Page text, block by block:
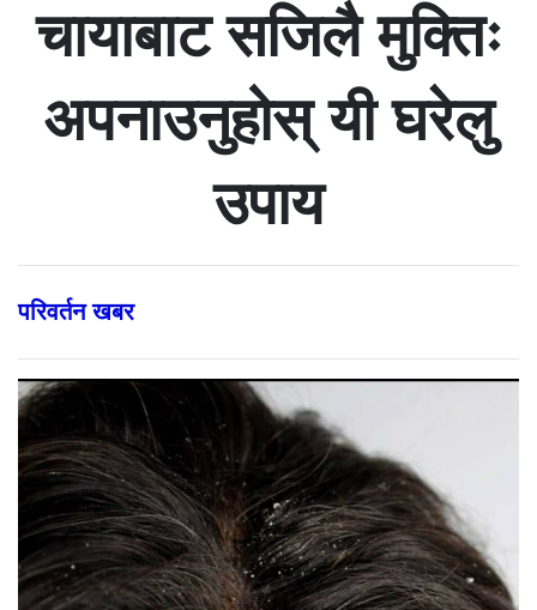
चायाबाट सजिलै मुक्तिः
अपनाउनुहोस् यी घरेलु
उपाय
परिवर्तन खबर